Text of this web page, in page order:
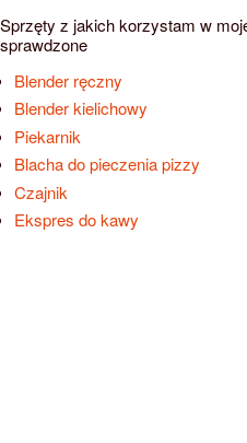
Sprzęty z jakich korzystam w
sprawdzone
Blender ręczny
Blender kielichowy
Piekarnik
Blacha do pieczenia pizzy
Czajnik
Ekspres do kawy